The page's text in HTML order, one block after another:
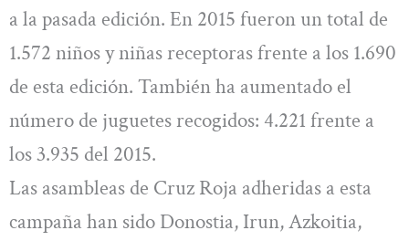
a la pasada edición. En 2015 fueron un total de
1.572 niños y niñas receptoras frente a los 1.690
de esta edición. También ha aumentado el
número de juguetes recogidos: 4.221 frente a
los 3.935 del 2015.
Las asambleas de Cruz Roja adheridas a esta
campaña han sido Donostia, Irun, Azkoitia,